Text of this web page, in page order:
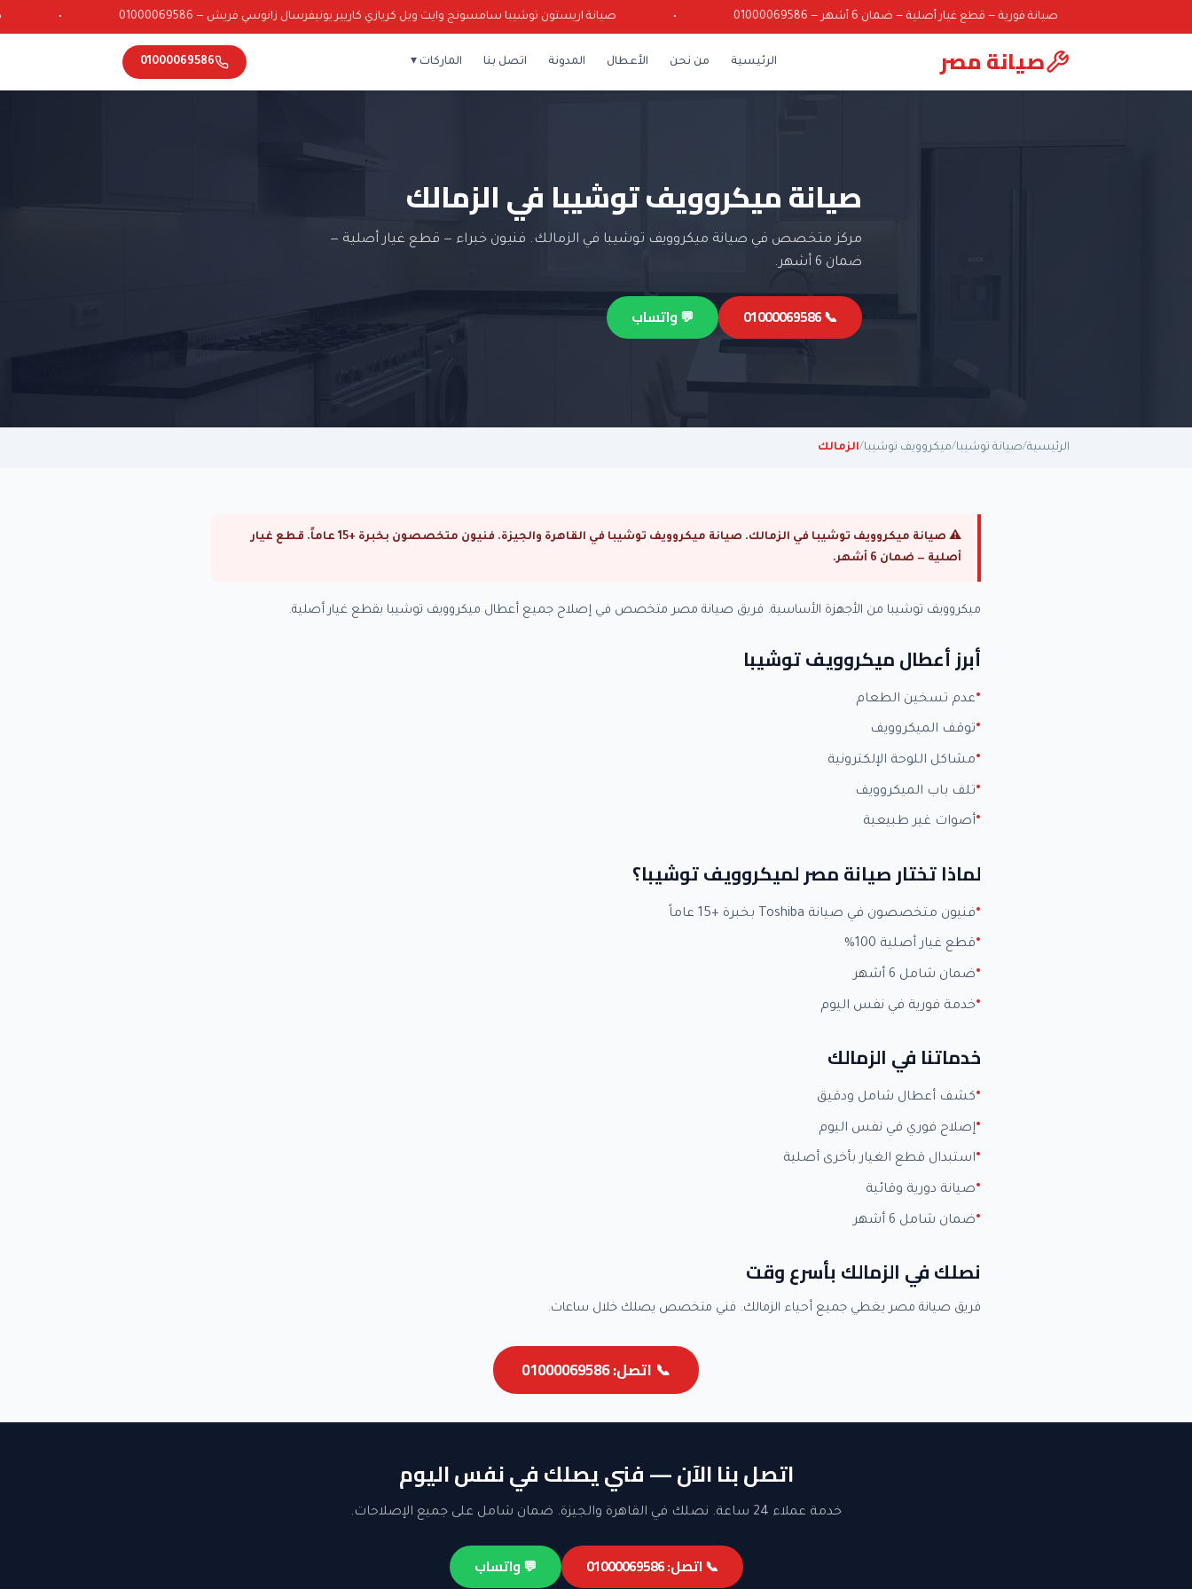
صيانة فورية — قطع غيار أصلية — ضمان 6 أشهر — 01000069586 صيانة اريستون توشيبا سامسونج وايت ويل كريازي كاريير يونيفرسال زانوسي فريش — 01000069586
صيانة مصر الرئيسية من نحن الأعطال المدونة اتصل بنا الماركات ▾ 01000069586
صيانة ميكروويف توشيبا في الزمالك
مركز متخصص في صيانة ميكروويف توشيبا في الزمالك. فنيون خبراء — قطع غيار أصلية —
ضمان 6 أشهر.
📞 01000069586 💬 واتساب
الرئيسية/صيانة توشيبا/ميكروويف توشيبا/الزمالك
⚠ صيانة ميكروويف توشيبا في الزمالك. صيانة ميكروويف توشيبا في القاهرة والجيزة. فنيون متخصصون بخبرة +15 عاماً. قطع غيار
أصلية — ضمان 6 أشهر.
ميكروويف توشيبا من الأجهزة الأساسية. فريق صيانة مصر متخصص في إصلاح جميع أعطال ميكروويف توشيبا بقطع غيار أصلية.
أبرز أعطال ميكروويف توشيبا
عدم تسخين الطعام
توقف الميكروويف
مشاكل اللوحة الإلكترونية
تلف باب الميكروويف
أصوات غير طبيعية
لماذا تختار صيانة مصر لميكروويف توشيبا؟
فنيون متخصصون في صيانة Toshiba بخبرة +15 عاماً
قطع غيار أصلية 100%
ضمان شامل 6 أشهر
خدمة فورية في نفس اليوم
خدماتنا في الزمالك
كشف أعطال شامل ودقيق
إصلاح فوري في نفس اليوم
استبدال قطع الغيار بأخرى أصلية
صيانة دورية وقائية
ضمان شامل 6 أشهر
نصلك في الزمالك بأسرع وقت
فريق صيانة مصر يغطي جميع أحياء الزمالك. فني متخصص يصلك خلال ساعات.
📞 اتصل: 01000069586
اتصل بنا الآن — فني يصلك في نفس اليوم
خدمة عملاء 24 ساعة. نصلك في القاهرة والجيزة. ضمان شامل على جميع الإصلاحات.
📞 اتصل: 01000069586 💬 واتساب